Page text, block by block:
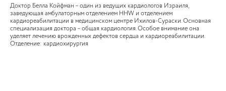
Доктор Белла Койфман – один из ведущих кардиологов Израиля,
заведующая амбулаторным отделением HHW и отделением
кардиореабилитации в медицинском центре Ихилов-Сураски. Основная
специализация доктора – общая кардиология. Особое внимание она
уделяет лечению врожденных дефектов сердца и кардиореабилитации.
Отделение: кардиохирургия